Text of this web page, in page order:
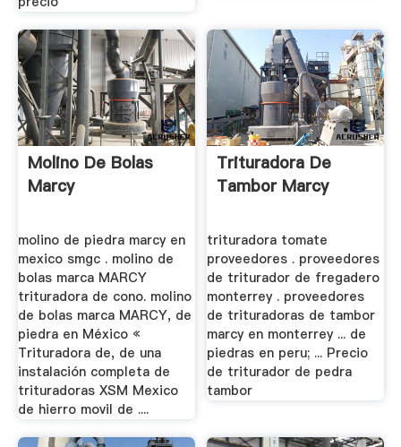
Molino De Bolas
Marcy
molino de piedra marcy en
mexico smgc . molino de
bolas marca MARCY
trituradora de cono. molino
de bolas marca MARCY, de
piedra en México «
Trituradora de, de una
instalación completa de
trituradoras XSM Mexico
de hierro movil de ....
Trituradora De
Tambor Marcy
trituradora tomate
proveedores . proveedores
de triturador de fregadero
monterrey . proveedores
de trituradoras de tambor
marcy en monterrey ... de
piedras en peru; ... Precio
de triturador de pedra
tambor